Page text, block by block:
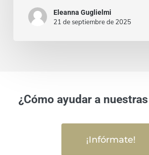
Eleanna Guglielmi
21 de septiembre de 2025
¿Cómo ayudar a
¡Infórmate!